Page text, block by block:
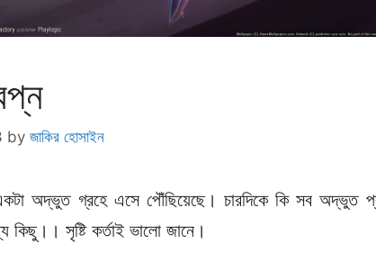
by জাকির হোসাইন
অদ্ভুত গ্রহে এসে পৌঁছিয়েছে। চারদিকে কি সব অদ্ভুত
কিছু।। সৃষ্টি কর্তাই ভালো জানে।